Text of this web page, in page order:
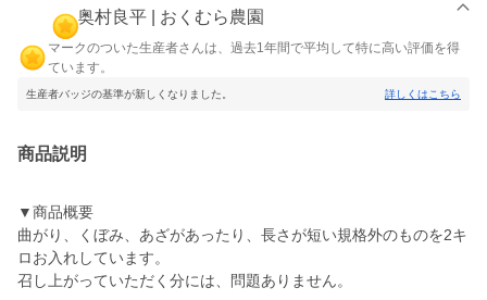
奥村良平 | おくむら農園
マークのついた生産者さんは、過去1年間で平均して特に高い評価を得
ています。
生産者バッジの基準が新しくなりました。 詳しくはこちら
商品説明
▼商品概要
曲がり、くぼみ、あざがあったり、長さが短い規格外のものを2キ
ロお入れしています。
召し上がっていただく分には、問題ありません。